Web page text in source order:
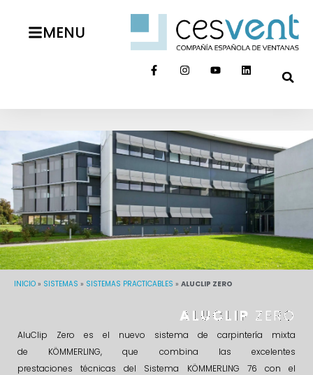
MENU
ALUCLIP ZERO
AluClip Zero es el nuevo sistema de carpintería mixta
de KÖMMERLING, que combina las excelentes
prestaciones técnicas del Sistema KÖMMERLING 76 con el
INICIO » SISTEMAS » SISTEMAS PRACTICABLES » ALUCLIP ZERO